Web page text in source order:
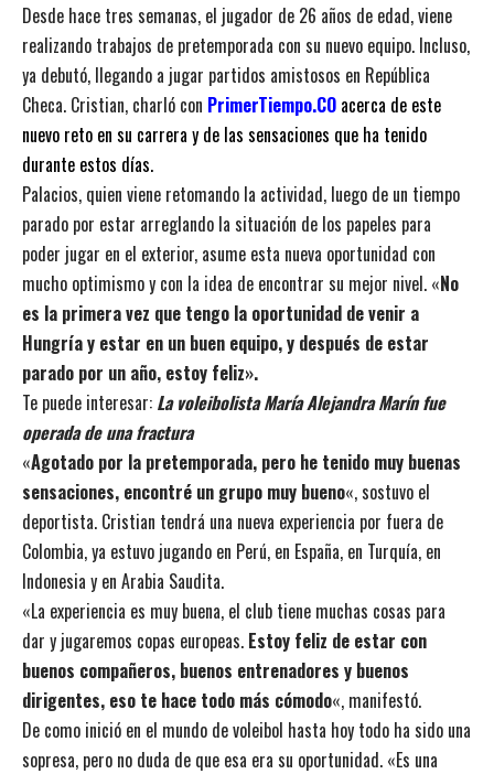
Desde hace tres semanas, el jugador de 26 años de edad, viene
realizando trabajos de pretemporada con su nuevo equipo. Incluso,
ya debutó, llegando a jugar partidos amistosos en República
Checa. Cristian, charló con PrimerTiempo.CO acerca de este
nuevo reto en su carrera y de las sensaciones que ha tenido
durante estos días.
Palacios, quien viene retomando la actividad, luego de un tiempo
parado por estar arreglando la situación de los papeles para
poder jugar en el exterior, asume esta nueva oportunidad con
mucho optimismo y con la idea de encontrar su mejor nivel. «No
es la primera vez que tengo la oportunidad de venir a
Hungría y estar en un buen equipo, y después de estar
parado por un año, estoy feliz».
Te puede interesar: La voleibolista María Alejandra Marín fue
operada de una fractura
«Agotado por la pretemporada, pero he tenido muy buenas
sensaciones, encontré un grupo muy bueno«, sostuvo el
deportista. Cristian tendrá una nueva experiencia por fuera de
Colombia, ya estuvo jugando en Perú, en España, en Turquía, en
Indonesia y en Arabia Saudita.
«La experiencia es muy buena, el club tiene muchas cosas para
dar y jugaremos copas europeas. Estoy feliz de estar con
buenos compañeros, buenos entrenadores y buenos
dirigentes, eso te hace todo más cómodo«, manifestó.
De como inició en el mundo de voleibol hasta hoy todo ha sido una
sopresa, pero no duda de que esa era su oportunidad. «Es una